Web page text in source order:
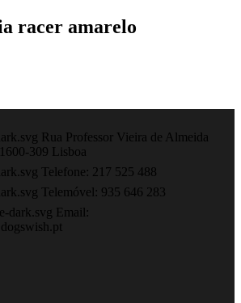
racer amarelo
Rua Professor Vieira de Almeida
309 Lisboa
Telefone: 217 525 488
Telemóvel: 935 646 283
Email: